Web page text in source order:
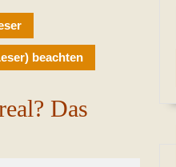
beachten
Das